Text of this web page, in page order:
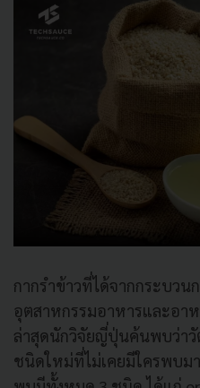
กากรำข้าวที่ได้จากกระบว
อุตสาหกรรมอาหารและอา
ล่าสุดนักวิจัยญี่ปุ่นค้นพบว่าวั
ชนิดใหม่ที่ไม่เคยมีใครพบม